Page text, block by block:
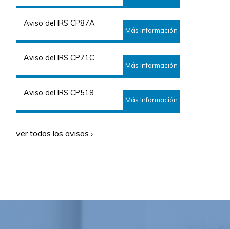
Aviso del IRS CP87A
Más Información
Aviso del IRS CP71C
Más Información
Aviso del IRS CP518
Más Información
ver todos los avisos ›